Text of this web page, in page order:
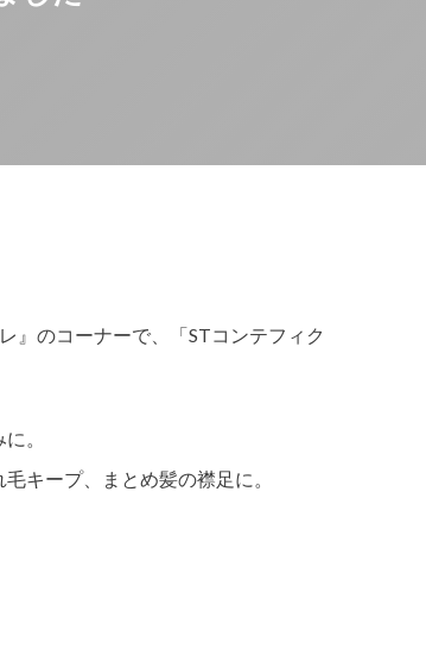
』のコーナーで、「STコンテフィク
。
キープ、まとめ髪の襟足に。